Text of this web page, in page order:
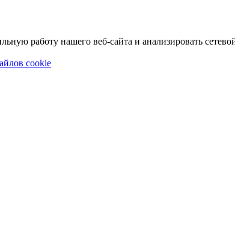
работу нашего веб-сайта и анализировать
cookie